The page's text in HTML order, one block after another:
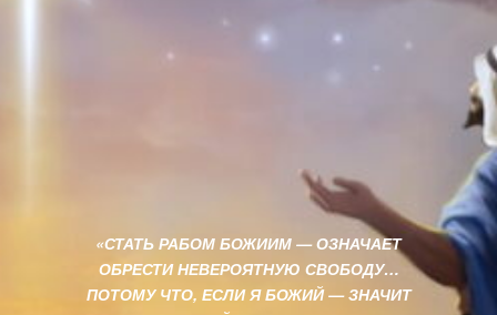
«СТАТЬ РАБОМ БОЖИИМ —ОЗНАЧАЕТ
ОБРЕСТИ НЕВЕРОЯТНУЮ СВОБОДУ…
ПОТОМУ ЧТО, ЕСЛИ Я БОЖИЙ — ЗНАЧИТ